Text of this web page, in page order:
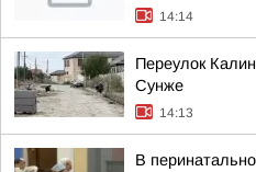
14:14
Переулок
Сунже
14:13
В